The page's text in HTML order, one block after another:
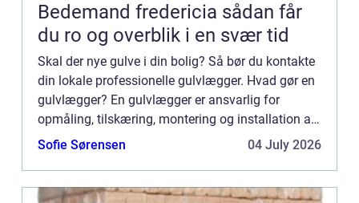
Bedemand fredericia sådan får
du ro og overblik i en svær tid
Skal der nye gulve i din bolig? Så bør du kontakte
din lokale professionelle gulvlægger. Hvad gør en
gulvlægger? En gulvlægger er ansvarlig for
opmåling, tilskæring, montering og installation af
alle typer gulvbelægning. Dette kan omfatte
Sofie Sørensen 04 July 2026